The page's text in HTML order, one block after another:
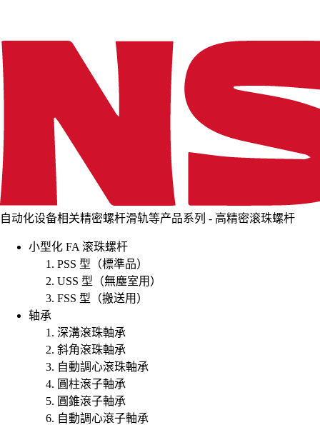
自动化设备相关精密螺杆滑轨等产品系列 - 高精密滚珠螺杆
小型化 FA 滚珠螺杆
PSS 型（標準品）
USS 型（無塵室用）
FSS 型（搬送用）
轴承
深溝滾珠軸承
斜角滾珠軸承
自動調心滾珠軸承
圓柱滾子軸承
圓錐滾子軸承
自動調心滾子軸承